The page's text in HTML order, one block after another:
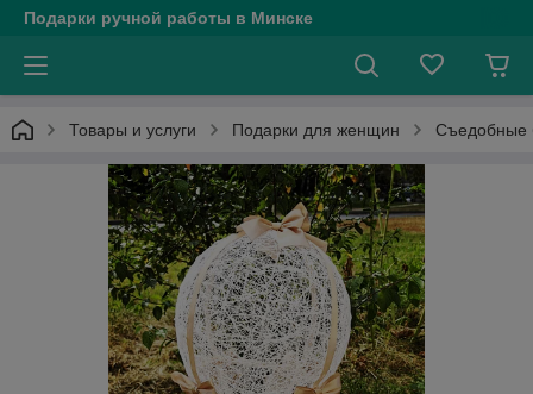
Подарки ручной работы в Минске
Товары и услуги Подарки для женщин Съедобные